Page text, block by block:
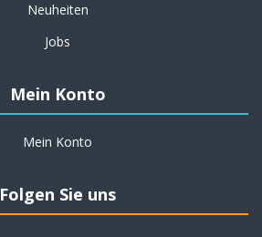
Neuheiten
Jobs
Mein Konto
Mein Konto
Folgen Sie uns